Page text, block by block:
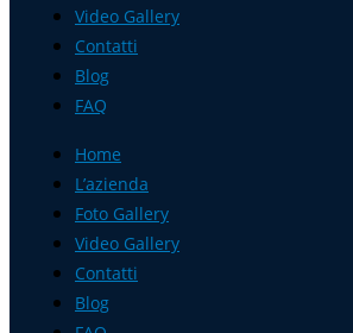
Video Gallery
Contatti
Blog
FAQ
Home
L’azienda
Foto Gallery
Video Gallery
Contatti
Blog